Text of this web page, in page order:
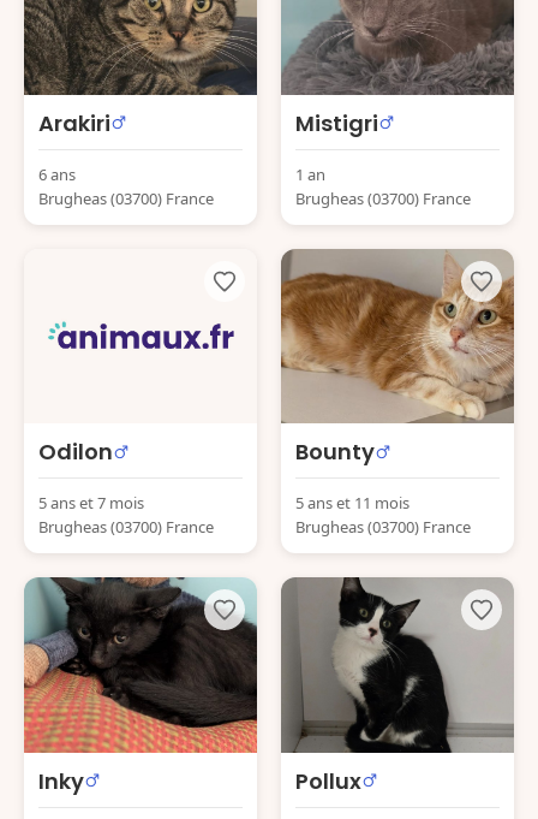
Arakiri
6 ans
Brugheas (03700) France
Mistigri
1 an
Brugheas (03700) France
Odilon
5 ans et 7 mois
Brugheas (03700) France
Bounty
5 ans et 11 mois
Brugheas (03700) France
Inky Pollux